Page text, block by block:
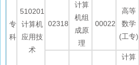
专
科
510201
计算机
应用技
术
02318
计算
机组
成原
理
00022
高等
数学
(工专)
计算